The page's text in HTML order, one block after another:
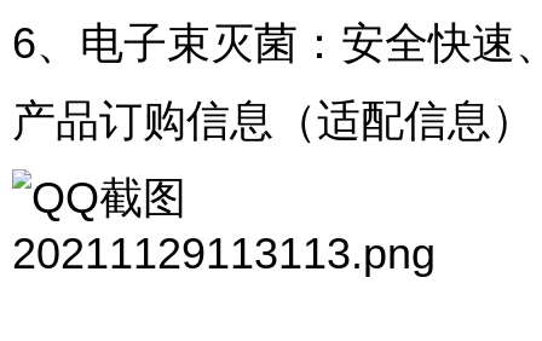
6、电子束灭菌：安全快速
产品订购信息（适配信息